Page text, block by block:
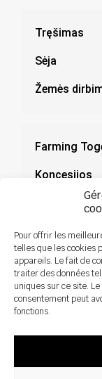
Pour offrir les
telles que les cookies
appareils. Le fait de
traiter des données
uniques sur ce site.
consentement peut
fonctions.
Tręšimas
Sėja
Žemės
Farming
Koncesijos
Naujienos